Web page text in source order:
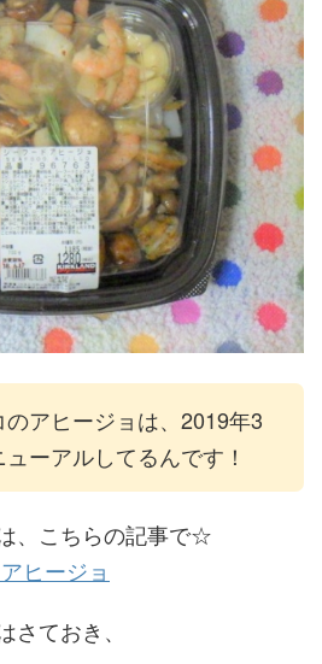
のアヒージョは、2019年3
ューアルしてるんです！
、こちらの記事で☆
ヒージョ
さておき、